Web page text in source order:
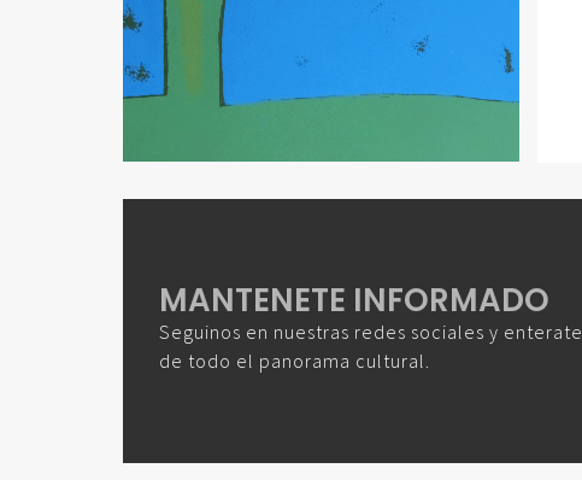
MANTENETE INFORMADO
Seguinos en nuestras redes sociales y enterate
de todo el panorama cultural.